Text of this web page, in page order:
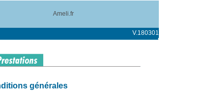
Ameli.fr
V.180301
générales